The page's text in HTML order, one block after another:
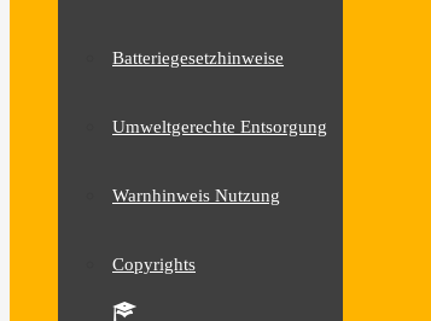
Batteriegesetzhinweise
Umweltgerechte Entsorgung
Warnhinweis Nutzung
Copyrights